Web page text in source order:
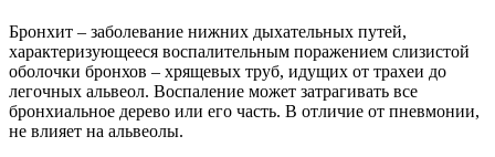
Бронхит – заболевание нижних дыхательных путей,
характеризующееся воспалительным поражением слизистой
оболочки бронхов – хрящевых труб, идущих от трахеи до
легочных альвеол. Воспаление может затрагивать все
бронхиальное дерево или его часть. В отличие от пневмонии,
не влияет на альвеолы.